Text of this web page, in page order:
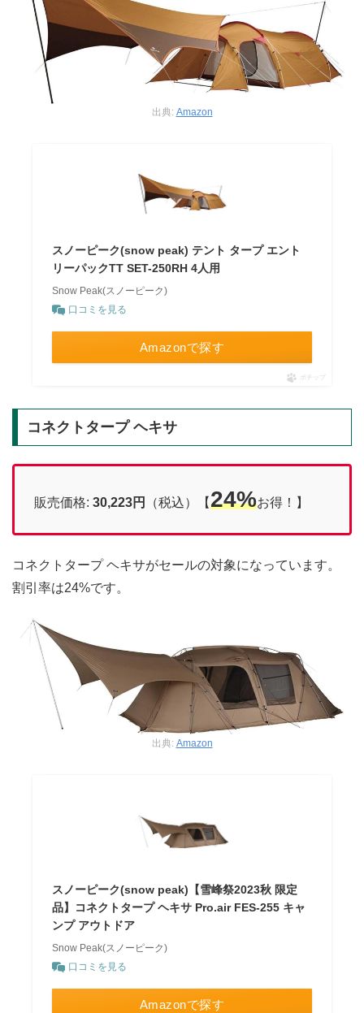
出典: Amazon
スノーピーク(snow peak) テント タープ エント
リーパックTT SET-250RH 4人用
Snow Peak(スノーピーク)
口コミを見る
Amazonで探す
ポチップ
コネクトタープ ヘキサ
販売価格: 30,223円 （税込）【24%お得！】
コネクトタープ ヘキサがセールの対象になっています。
割引率は24%です。
出典: Amazon
スノーピーク(snow peak)【雪峰祭2023秋 限定
品】コネクトタープ ヘキサ Pro.air FES-255 キャ
ンプ アウトドア
Snow Peak(スノーピーク)
口コミを見る
Amazonで探す